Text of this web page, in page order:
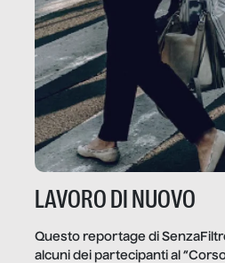
LAVORO DI NUOVO
Questo reportage di
alcuni dei partecipanti al